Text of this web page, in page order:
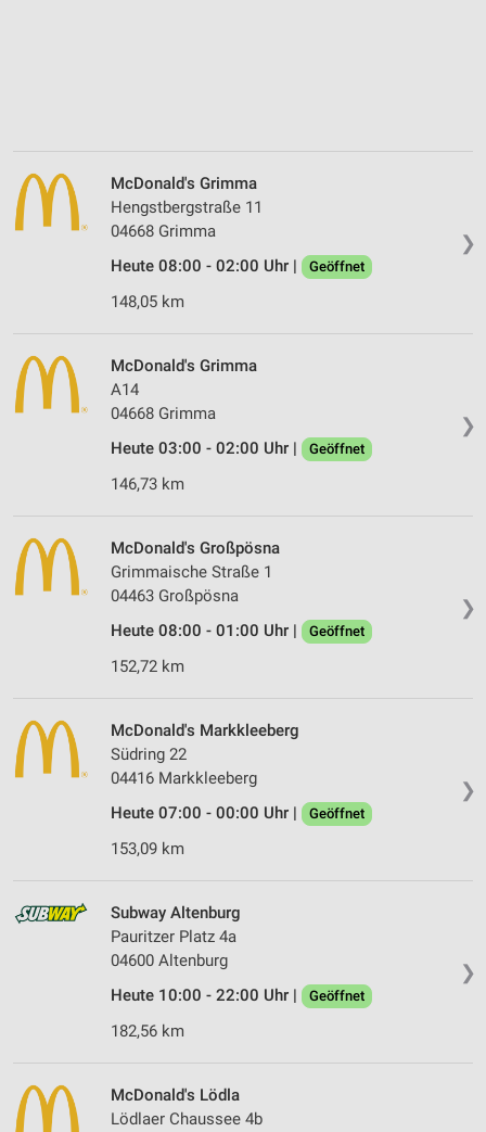
❯
McDonald's Grimma
Hengstbergstraße 11
04668 Grimma
Heute 08:00 - 02:00 Uhr |
Geöffnet
148,05 km
❯
McDonald's Grimma
A14
04668 Grimma
Heute 03:00 - 02:00 Uhr |
Geöffnet
146,73 km
❯
McDonald's Großpösna
Grimmaische Straße 1
04463 Großpösna
Heute 08:00 - 01:00 Uhr |
Geöffnet
152,72 km
❯
McDonald's Markkleeberg
Südring 22
04416 Markkleeberg
Heute 07:00 - 00:00 Uhr |
Geöffnet
153,09 km
❯
Subway Altenburg
Pauritzer Platz 4a
04600 Altenburg
Heute 10:00 - 22:00 Uhr |
Geöffnet
182,56 km
McDonald's Lödla
Lödlaer Chaussee 4b